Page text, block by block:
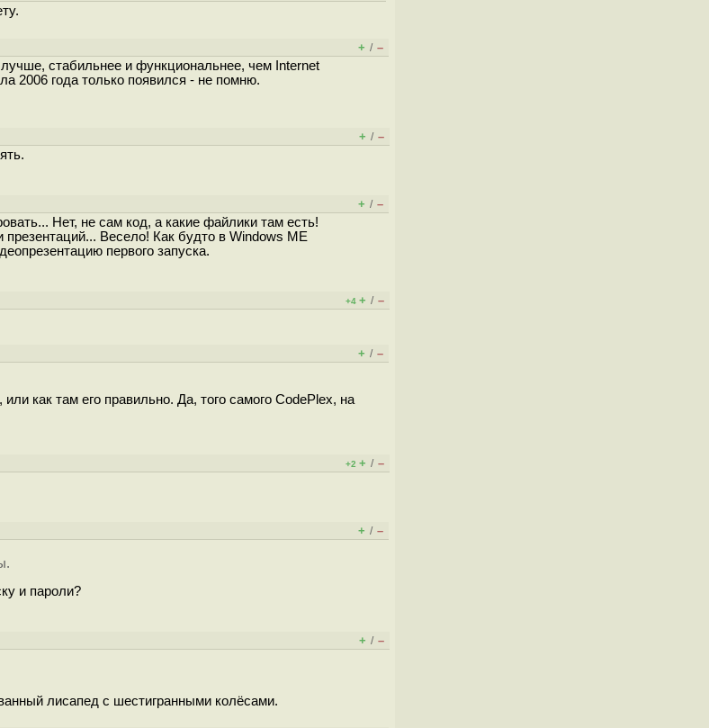
+ / –
стабильнее и функциональнее, чем Internet
2006 года только появился - не помню.
+ / –
+ / –
Нет, не сам код, а какие файлики там есть!
Весело! Как будто в Windows ME
первого запуска.
+4 + / –
+ / –
как там его правильно. Да, того самого CodePlex, на
+2 + / –
+ / –
и пароли?
+ / –
лисапед с шестигранными колёсами.